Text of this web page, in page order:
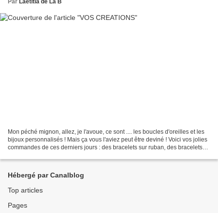
Par Laetitia de La B
Mon péché mignon, allez, je l'avoue, ce sont .... les boucles d'oreilles et les
bijoux personnalisés ! Mais ça vous l'aviez peut être deviné ! Voici vos jolies
commandes de ces derniers jours : des bracelets sur ruban, des bracelets
Hébergé par Canalblog
Top articles
Pages